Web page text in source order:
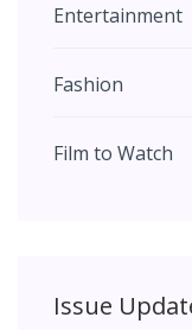
Entertainment
Fashion
Film to Watch
Issue